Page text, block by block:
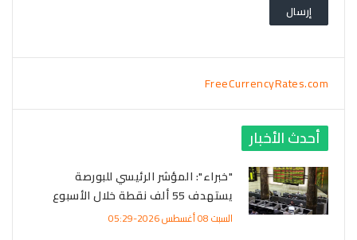
FreeCurrencyRates.com
أحدث الأخبار
"خبراء": المؤشر الرئيسي للبورصة
يستهدف 55 ألف نقطة خلال الأسبوع
السبت 08 أغسطس 2026-05:29